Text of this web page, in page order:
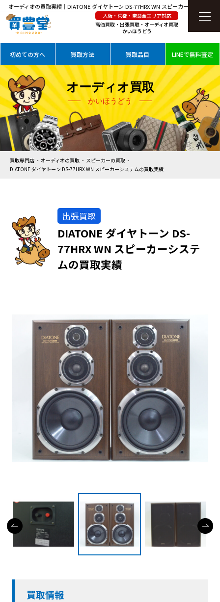
オーディオの買取実績｜DIATONE ダイヤトーン DS-77HRX WN スピーカーシステムを
高価買取
大阪・京都・奈良全エリア対応
高価買取・出張買取・オーディオ買取
かいほうどう
初めての方へ 買取方法 買取品目 LINEで無料査定
オーディオ買取
かいほうどう
買取専門店 オーディオの買取
スピーカーの買取
DIATONE ダイヤトーン DS-77HRX WN スピーカーシステムの買取実績
出張買取
DIATONE ダイヤトーン DS-
77HRX WN スピーカーシステ
ムの買取実績
買取情報